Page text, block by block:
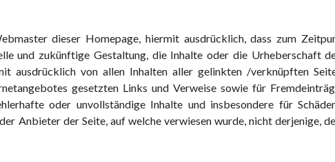
dieser Homepage, hiermit ausdrücklich, dass zum
und zukünftige Gestaltung, die Inhalte oder die Urheberschaft
ausdrücklich von allen Inhalten aller gelinkten /verknüpften
gesetzten Links und Verweise sowie für
oder unvollständige Inhalte und insbesondere für
Anbieter der Seite, auf welche verwiesen wurde, nicht derjenige,